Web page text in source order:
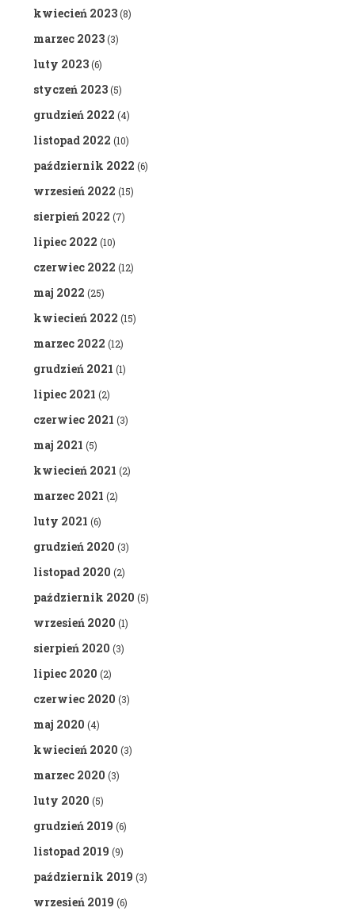
kwiecień 2023(8)
marzec 2023(3)
luty 2023(6)
styczeń 2023(5)
grudzień 2022 (4)
listopad 2022 (10)
październik 2022 (6)
wrzesień 2022 (15)
sierpień 2022 (7)
lipiec 2022 (10)
czerwiec 2022 (12)
maj 2022 (25)
kwiecień 2022 (15)
marzec 2022 (12)
grudzień 2021 (1)
lipiec 2021 (2)
czerwiec 2021 (3)
maj 2021 (5)
kwiecień 2021 (2)
marzec 2021 (2)
luty 2021 (6)
grudzień 2020 (3)
listopad 2020 (2)
październik 2020 (5)
wrzesień 2020 (1)
sierpień 2020 (3)
lipiec 2020 (2)
czerwiec 2020 (3)
maj 2020 (4)
kwiecień 2020 (3)
marzec 2020 (3)
luty 2020 (5)
grudzień 2019 (6)
listopad 2019 (9)
październik 2019 (3)
wrzesień 2019 (6)